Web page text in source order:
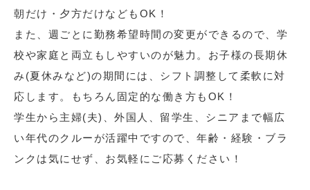
朝だけ・夕方だけなどもOK！
また、週ごとに勤務希望時間の変更ができるので、学
校や家庭と両立もしやすいのが魅力。お子様の長期休
み(夏休みなど)の期間には、シフト調整して柔軟に対
応します。もちろん固定的な働き方もOK！
学生から主婦(夫)、外国人、留学生、シニアまで幅広
い年代のクルーが活躍中ですので、年齢・経験・ブラ
ンクは気にせず、お気軽にご応募ください！